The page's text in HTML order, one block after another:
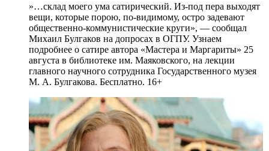
»…склад моего ума сатирический. Из-под пера выходят
вещи, которые порою, по-видимому, остро задевают
общественно-коммунистические круги», — сообщал
Михаил Булгаков на допросах в ОГПУ. Узнаем
подробнее о сатире автора «Мастера и Маргариты» 25
августа в библиотеке им. Маяковского, на лекции
главного научного сотрудника Государственного музея
М. А. Булгакова. Бесплатно. 16+